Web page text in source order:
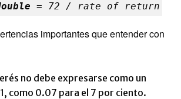
= 72 / rate of return
importantes que entender con
no debe expresarse como un
como 0.07 para el 7 por ciento.